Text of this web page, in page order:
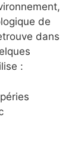
de
dans
: